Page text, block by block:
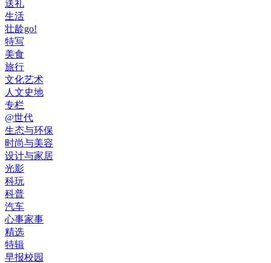
送礼
生活
壮龄go!
特写
美食
旅行
文化艺术
人文史地
专栏
@世代
生态与环保
时尚与美容
设计与家居
光影
科玩
科普
汽车
心事家事
精选
特辑
早报校园